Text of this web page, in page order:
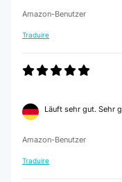
Amazon-Benutzer
Traduire
Läuft sehr gut. Sehr
Amazon-Benutzer
Traduire